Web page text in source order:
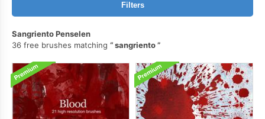
Filters
Sangriento Penselen
36 free brushes matching
sangriento